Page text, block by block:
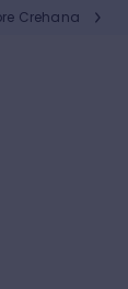
Crehana